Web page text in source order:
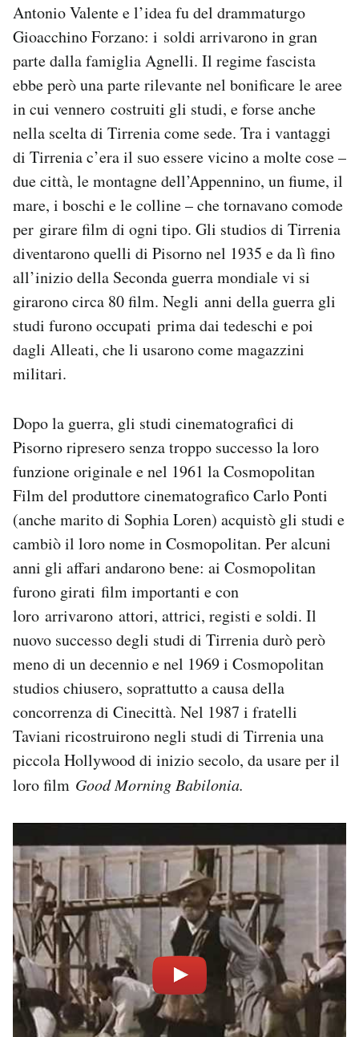
Antonio Valente e l’idea fu del drammaturgo
Gioacchino Forzano: i soldi arrivarono in gran
parte dalla famiglia Agnelli. Il regime fascista
ebbe però una parte rilevante nel bonificare le aree
in cui vennero costruiti gli studi, e forse anche
nella scelta di Tirrenia come sede. Tra i vantaggi
di Tirrenia c’era il suo essere vicino a molte cose –
due città, le montagne dell’Appennino, un fiume, il
mare, i boschi e le colline – che tornavano comode
per girare film di ogni tipo. Gli studios di Tirrenia
diventarono quelli di Pisorno nel 1935 e da lì fino
all’inizio della Seconda guerra mondiale vi si
girarono circa 80 film. Negli anni della guerra gli
studi furono occupati prima dai tedeschi e poi
dagli Alleati, che li usarono come magazzini
militari.
Dopo la guerra, gli studi cinematografici di
Pisorno ripresero senza troppo successo la loro
funzione originale e nel 1961 la Cosmopolitan
Film del produttore cinematografico Carlo Ponti
(anche marito di Sophia Loren) acquistò gli studi e
cambiò il loro nome in Cosmopolitan. Per alcuni
anni gli affari andarono bene: ai Cosmopolitan
furono girati film importanti e con
loro arrivarono attori, attrici, registi e soldi. Il
nuovo successo degli studi di Tirrenia durò però
meno di un decennio e nel 1969 i Cosmopolitan
studios chiusero, soprattutto a causa della
concorrenza di Cinecittà. Nel 1987 i fratelli
Taviani ricostruirono negli studi di Tirrenia una
piccola Hollywood di inizio secolo, da usare per il
loro film Good Morning Babilonia.